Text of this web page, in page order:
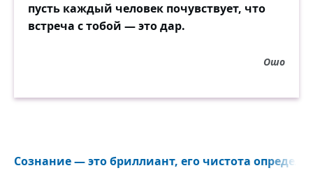
пусть каждый человек почувствует, что
встреча с тобой — это дар.
Ошо
Сознание — это бриллиант, его чистота